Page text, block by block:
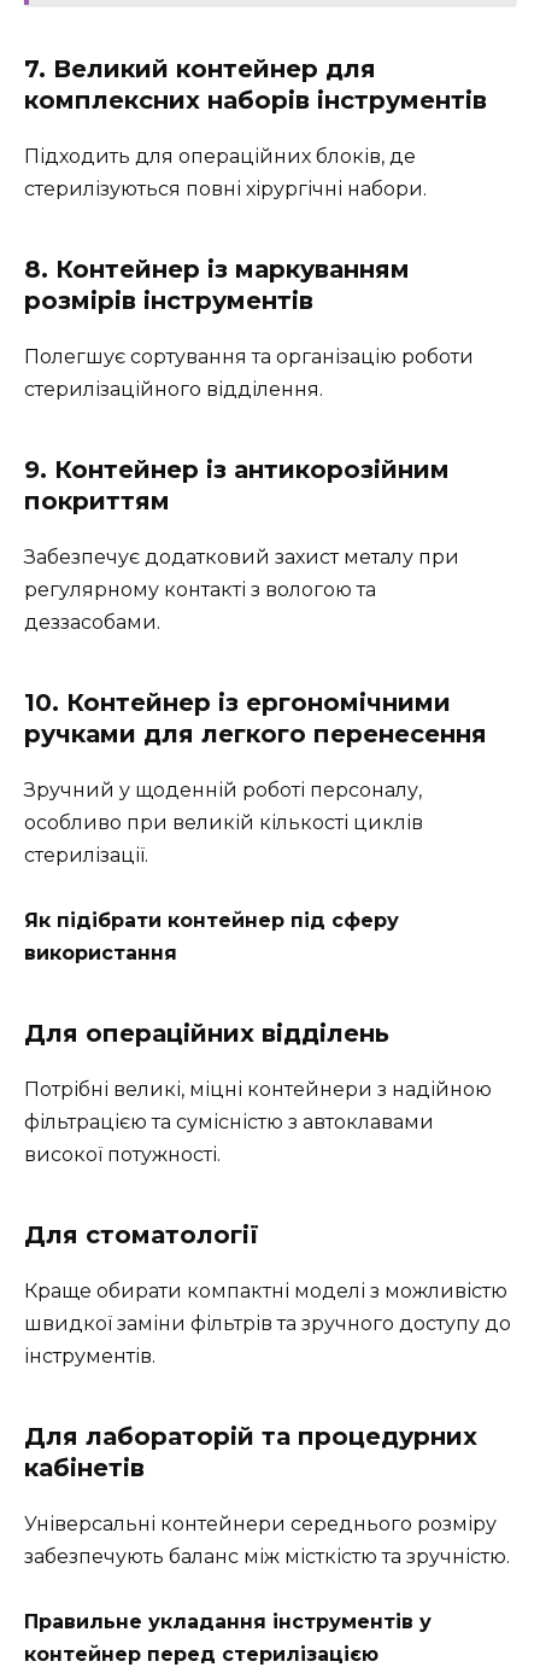
7. Великий контейнер для
комплексних наборів інструментів
Підходить для операційних блоків, де
стерилізуються повні хірургічні набори.
8. Контейнер із маркуванням
розмірів інструментів
Полегшує сортування та організацію роботи
стерилізаційного відділення.
9. Контейнер із антикорозійним
покриттям
Забезпечує додатковий захист металу при
регулярному контакті з вологою та
деззасобами.
10. Контейнер із ергономічними
ручками для легкого перенесення
Зручний у щоденній роботі персоналу,
особливо при великій кількості циклів
стерилізації.
Як підібрати контейнер під сферу
використання
Для операційних відділень
Потрібні великі, міцні контейнери з надійною
фільтрацією та сумісністю з автоклавами
високої потужності.
Для стоматології
Краще обирати компактні моделі з можливістю
швидкої заміни фільтрів та зручного доступу до
інструментів.
Для лабораторій та процедурних
кабінетів
Універсальні контейнери середнього розміру
забезпечують баланс між місткістю та зручністю.
Правильне укладання інструментів у
контейнер перед стерилізацією